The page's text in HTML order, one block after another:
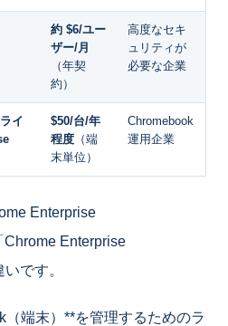
約 $6/ユー
ザー/月
（年契
約）
高度なセキ
ュリティが
必要な企業
イ
$50/台/年
程度 （端
末単位）
Chromebook
運用企業
Enterprise
Enterprise
です。
（端末）**を管理するためのラ